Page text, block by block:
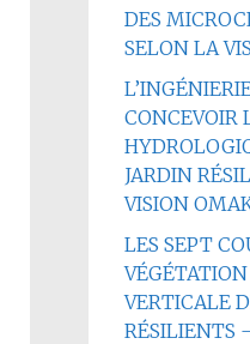
DES
SELON LA
CONCEVOIR
JARDIN
VISION
LES SEPT
VERTICALE
RÉSILIENTS